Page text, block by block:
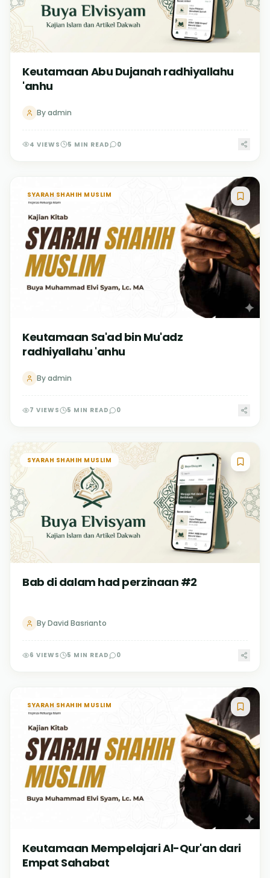
Keutamaan Abu Dujanah radhiyallahu
'anhu
Byadmin
4 VIEWS 5 MIN READ 0
SYARAH SHAHIH MUSLIM
Keutamaan Sa'ad bin Mu'adz
radhiyallahu 'anhu
Byadmin
7 VIEWS 5 MIN READ 0
SYARAH SHAHIH MUSLIM
Bab di dalam had perzinaan #2
ByDavid Basrianto
6 VIEWS 5 MIN READ 0
SYARAH SHAHIH MUSLIM
Keutamaan Mempelajari Al-Qur'an dari
Empat Sahabat